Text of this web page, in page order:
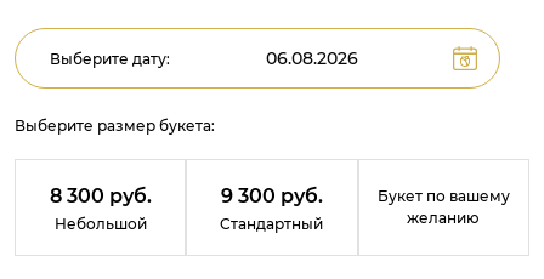
Выберите дату:
Выберите размер букета:
8 300 руб.
Небольшой
9 300 руб.
Стандартный
Букет по вашему
желанию